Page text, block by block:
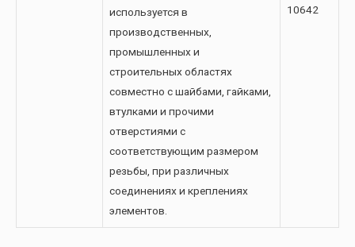
используется в
производственных,
промышленных и
строительных областях
совместно с шайбами, гайками,
втулками и прочими
отверстиями с
соответствующим размером
резьбы, при различных
соединениях и креплениях
элементов.
10642